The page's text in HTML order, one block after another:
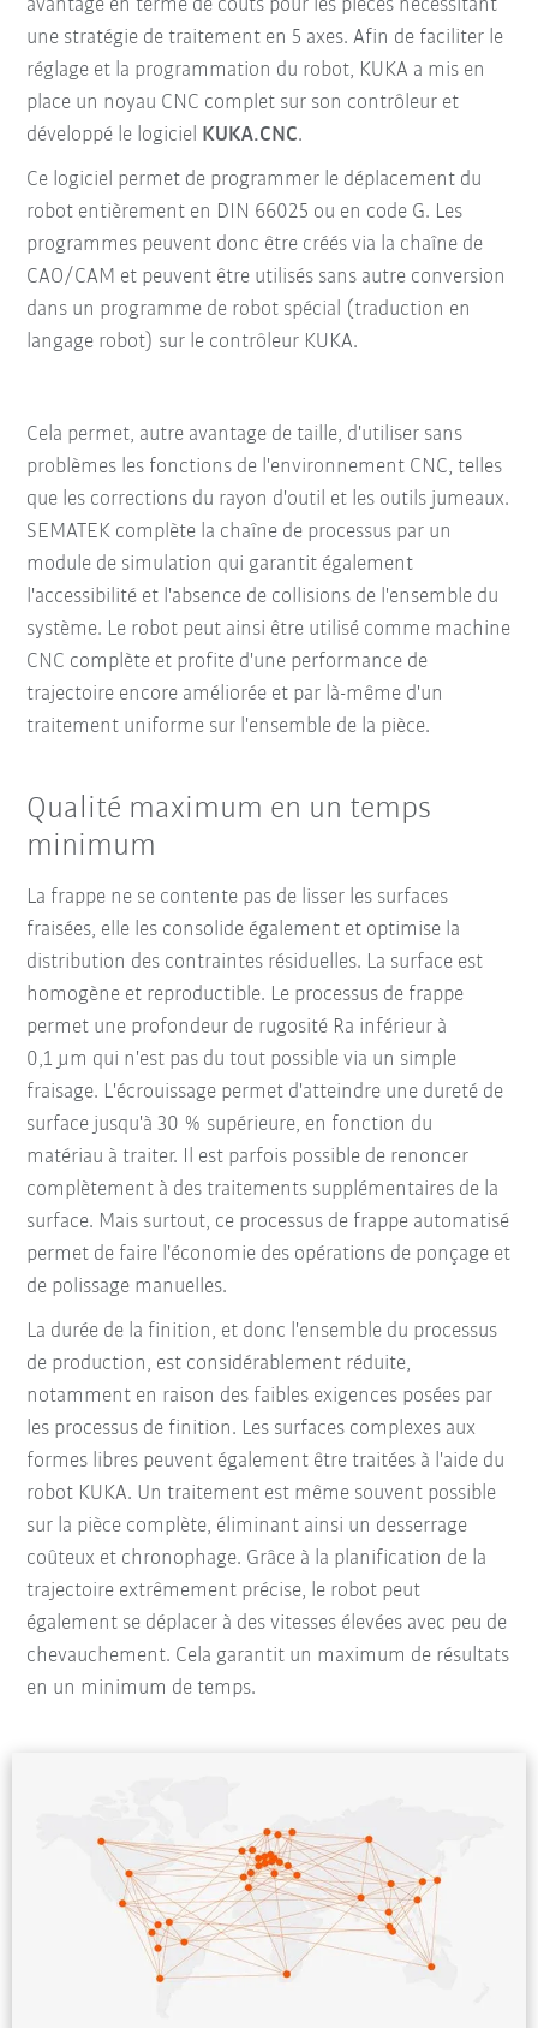
avantage en terme de coûts pour les pièces nécessitant
une stratégie de traitement en 5 axes. Afin de faciliter le
réglage et la programmation du robot, KUKA a mis en
place un noyau CNC complet sur son contrôleur et
développé le logiciel KUKA.CNC.
Ce logiciel permet de programmer le déplacement du
robot entièrement en DIN 66025 ou en code G. Les
programmes peuvent donc être créés via la chaîne de
CAO/CAM et peuvent être utilisés sans autre conversion
dans un programme de robot spécial (traduction en
langage robot) sur le contrôleur KUKA.
Cela permet, autre avantage de taille, d'utiliser sans
problèmes les fonctions de l'environnement CNC, telles
que les corrections du rayon d'outil et les outils jumeaux.
SEMATEK complète la chaîne de processus par un
module de simulation qui garantit également
l'accessibilité et l'absence de collisions de l'ensemble du
système. Le robot peut ainsi être utilisé comme machine
CNC complète et profite d'une performance de
trajectoire encore améliorée et par là-même d'un
traitement uniforme sur l'ensemble de la pièce.
Qualité maximum en un temps
minimum
La frappe ne se contente pas de lisser les surfaces
fraisées, elle les consolide également et optimise la
distribution des contraintes résiduelles. La surface est
homogène et reproductible. Le processus de frappe
permet une profondeur de rugosité Ra inférieur à
0,1 µm qui n'est pas du tout possible via un simple
fraisage. L'écrouissage permet d'atteindre une dureté de
surface jusqu'à 30 % supérieure, en fonction du
matériau à traiter. Il est parfois possible de renoncer
complètement à des traitements supplémentaires de la
surface. Mais surtout, ce processus de frappe automatisé
permet de faire l'économie des opérations de ponçage et
de polissage manuelles.
La durée de la finition, et donc l'ensemble du processus
de production, est considérablement réduite,
notamment en raison des faibles exigences posées par
les processus de finition. Les surfaces complexes aux
formes libres peuvent également être traitées à l'aide du
robot KUKA. Un traitement est même souvent possible
sur la pièce complète, éliminant ainsi un desserrage
coûteux et chronophage. Grâce à la planification de la
trajectoire extrêmement précise, le robot peut
également se déplacer à des vitesses élevées avec peu de
chevauchement. Cela garantit un maximum de résultats
en un minimum de temps.